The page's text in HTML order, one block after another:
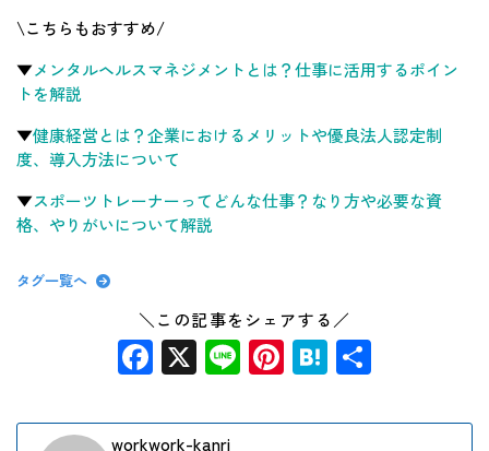
\こちらもおすすめ/
▼メンタルヘルスマネジメントとは？仕事に活用するポイン
トを解説
▼健康経営とは？企業におけるメリットや優良法人認定制
度、導入方法について
▼スポーツトレーナーってどんな仕事？なり方や必要な資
格、やりがいについて解説
タグ一覧へ
＼この記事をシェアする／
Facebook
X LinePinterest
Hatena
workwork-kanri